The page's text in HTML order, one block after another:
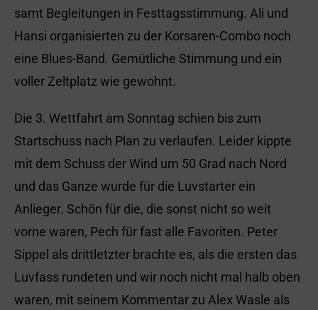
samt Begleitungen in Festtagsstimmung. Ali und
Hansi organisierten zu der Korsaren-Combo noch
eine Blues-Band. Gemütliche Stimmung und ein
voller Zeltplatz wie gewohnt.
Die 3. Wettfahrt am Sonntag schien bis zum
Startschuss nach Plan zu verlaufen. Leider kippte
mit dem Schuss der Wind um 50 Grad nach Nord
und das Ganze wurde für die Luvstarter ein
Anlieger. Schön für die, die sonst nicht so weit
vorne waren, Pech für fast alle Favoriten. Peter
Sippel als drittletzter brachte es, als die ersten das
Luvfass rundeten und wir noch nicht mal halb oben
waren, mit seinem Kommentar zu Alex Wasle als